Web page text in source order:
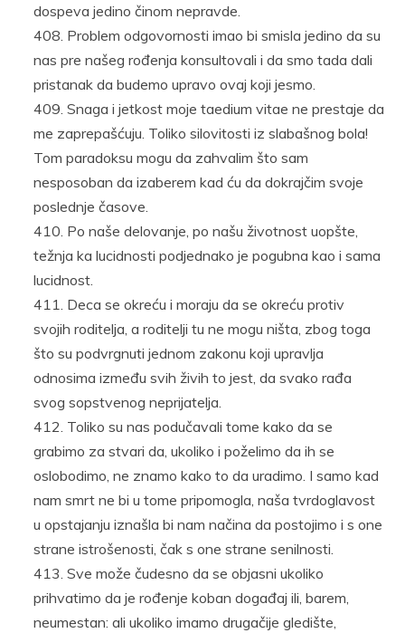
dospeva jedino činom nepravde.
Problem odgovornosti imao bi smisla jedino da su
nas pre našeg rođenja konsultovali i da smo tada dali
pristanak da budemo upravo ovaj koji jesmo.
Snaga i jetkost moje taedium vitae ne prestaje da
me zaprepašćuju. Toliko silovitosti iz slabašnog bola!
Tom paradoksu mogu da zahvalim što sam
nesposoban da izaberem kad ću da dokrajčim svoje
poslednje časove.
Po naše delovanje, po našu životnost uopšte,
težnja ka lucidnosti podjednako je pogubna kao i sama
lucidnost.
Deca se okreću i moraju da se okreću protiv
svojih roditelja, a roditelji tu ne mogu ništa, zbog toga
što su podvrgnuti jednom zakonu koji upravlja
odnosima između svih živih to jest, da svako rađa
svog sopstvenog neprijatelja.
Toliko su nas podučavali tome kako da se
grabimo za stvari da, ukoliko i poželimo da ih se
oslobodimo, ne znamo kako to da uradimo. I samo kad
nam smrt ne bi u tome pripomogla, naša tvrdoglavost
u opstajanju iznašla bi nam načina da postojimo i s one
strane istrošenosti, čak s one strane senilnosti.
Sve može čudesno da se objasni ukoliko
prihvatimo da je rođenje koban događaj ili, barem,
neumestan: ali ukoliko imamo drugačije gledište,